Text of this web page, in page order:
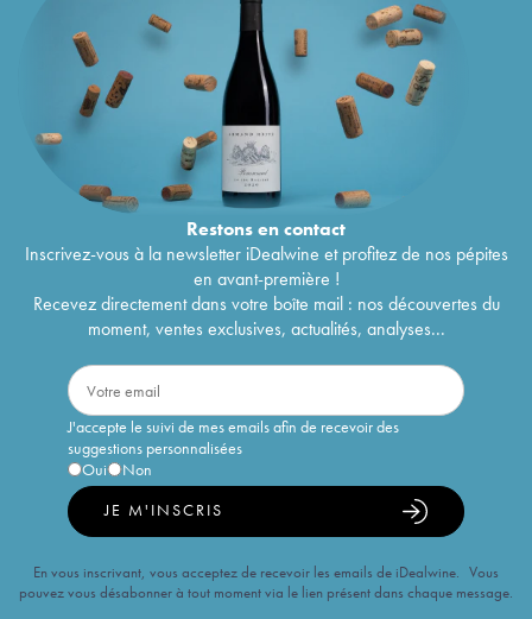
Restons encontact
Inscrivez-vous à la newsletter iDealwine et profitez de nos pépites
en avant-première !
Recevez directement dans votre boîte mail : nos découvertes du
moment, ventes exclusives, actualités, analyses...
J'accepte le suivi de mes emails afin de recevoir des
suggestions personnalisées
Oui
Non
JE M'INSCRIS
En vous inscrivant, vous acceptez de recevoir les emails de iDealwine. Vous
pouvez vous désabonner à tout moment via le lien présent dans chaque message.